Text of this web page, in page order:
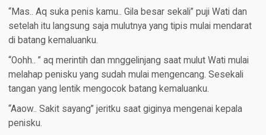
“Mas.. Aq suka penis kamu.. Gila besar sekali” puji Wati dan
setelah itu langsung saja mulutnya yang tipis mulai mendarat
di batang kemaluanku.
“Oohh.. ” aq merintih dan mnggelinjang saat mulut Wati mulai
melahap penisku yang sudah mulai mengencang. Sesekali
tangan yang lentik mengocok batang kemaluanku.
“Aaow.. Sakit sayang” jeritku saat giginya mengenai kepala
penisku.